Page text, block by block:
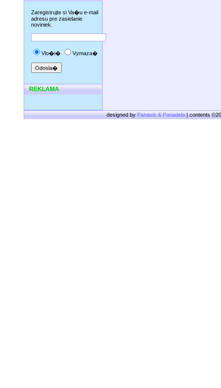
Zaregistrujte si Va�u e-mail
adresu pre zasielanie
noviniek.
Vlo�i� Vymaza�
REKLAMA
designed byPanavis & Panadela| contents